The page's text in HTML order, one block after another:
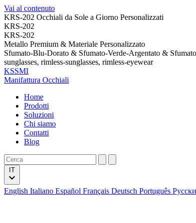
Vai al contenuto
KRS-202 Occhiali da Sole a Giorno Personalizzati
KRS-202
KRS-202
Metallo Premium & Materiale Personalizzato
Sfumato-Blu-Dorato & Sfumato-Verde-Argentato &
sunglasses, rimless-sunglasses, rimless-eyewear
KSSMI
Manifattura Occhiali
Home
Prodotti
Soluzioni
Chi siamo
Contatti
Blog
English Italiano Español Français Deutsch Português